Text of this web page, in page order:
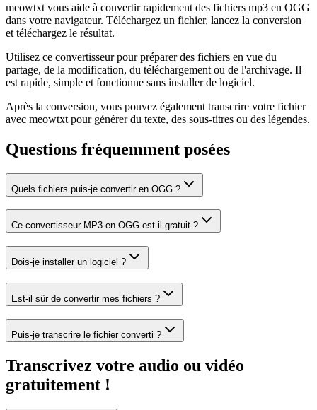
meowtxt vous aide à convertir rapidement des fichiers mp3 en OGG
dans votre navigateur. Téléchargez un fichier, lancez la conversion
et téléchargez le résultat.
Utilisez ce convertisseur pour préparer des fichiers en vue du
partage, de la modification, du téléchargement ou de l'archivage. Il
est rapide, simple et fonctionne sans installer de logiciel.
Après la conversion, vous pouvez également transcrire votre fichier
avec meowtxt pour générer du texte, des sous-titres ou des légendes.
Questions fréquemment posées
Quels fichiers puis-je convertir en OGG ?
Ce convertisseur MP3 en OGG est-il gratuit ?
Dois-je installer un logiciel ?
Est-il sûr de convertir mes fichiers ?
Puis-je transcrire le fichier converti ?
Transcrivez votre audio ou vidéo
gratuitement !